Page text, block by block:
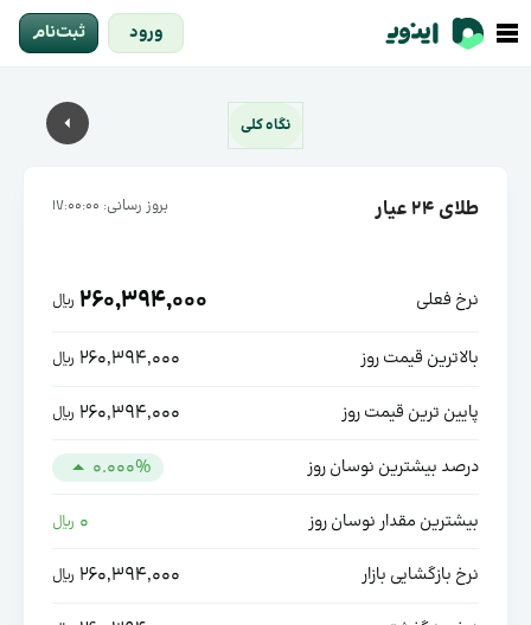
ورود ثبت‌نام
نگاه کلی
توضیحات
طلای ۲۴ عیار بروز رسانی: 17:00:00
نرخ فعلی 260,394,000 ریال
بالاترین قیمت روز 260,394,000 ریال
پایین ترین قیمت روز 260,394,000 ریال
درصد بیشترین نوسان روز 0.000%
بیشترین مقدار نوسان روز 0 ریال
نرخ بازگشایی بازار 260,394,000 ریال